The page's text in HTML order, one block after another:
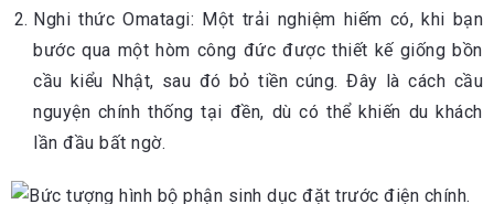
Nghi thức Omatagi: Một trải nghiệm hiếm có, khi bạn
bước qua một hòm công đức được thiết kế giống bồn
cầu kiểu Nhật, sau đó bỏ tiền cúng. Đây là cách cầu
nguyện chính thống tại đền, dù có thể khiến du khách
lần đầu bất ngờ.